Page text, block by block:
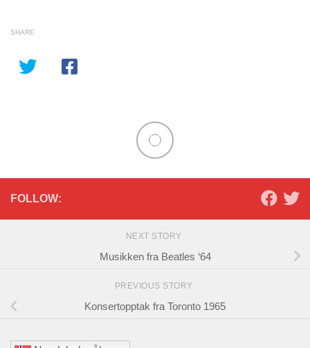
SHARE
FOLLOW:
NEXT STORY
Musikken fra Beatles ‘64
PREVIOUS STORY
Konsertopptak fra Toronto 1965